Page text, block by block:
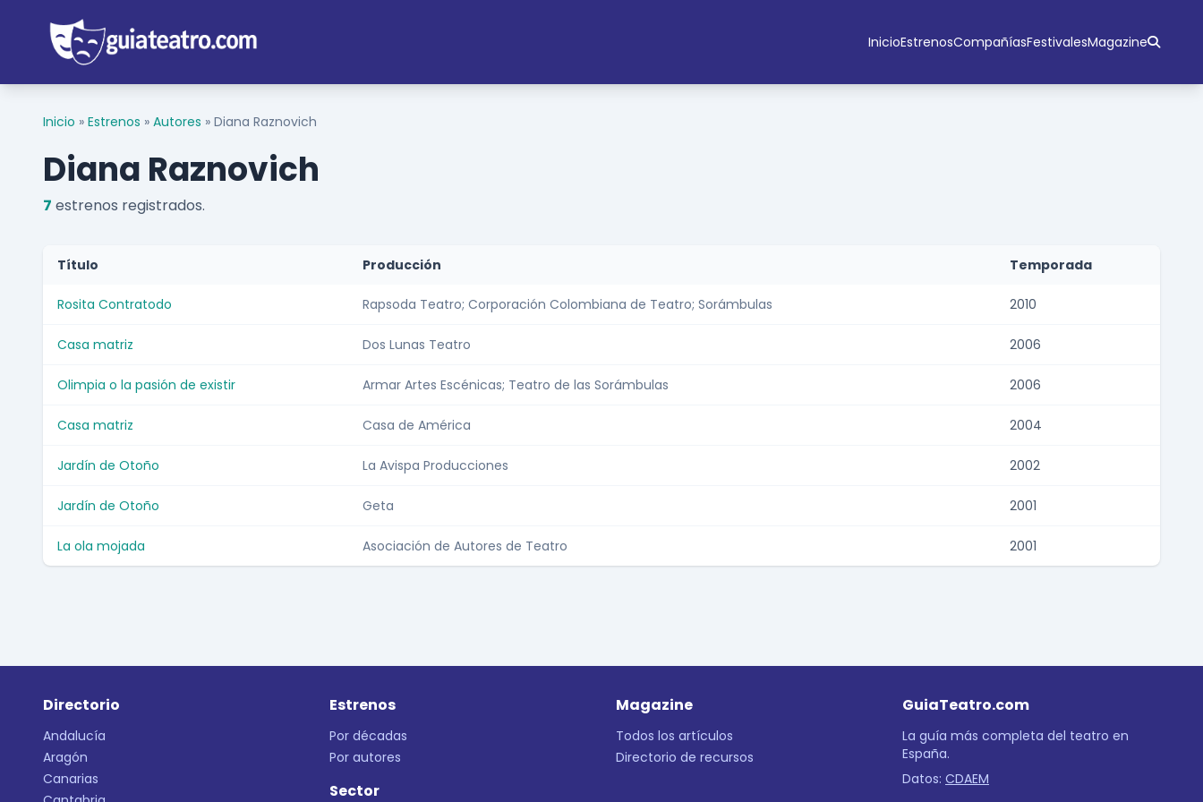
InicioEstrenosCompañíasFestivalesMagazine
Inicio » Estrenos » Autores » Diana Raznovich
Diana Raznovich
7 estrenos registrados.
Título Producción Temporada
Rosita Contratodo Rapsoda Teatro; Corporación Colombiana de Teatro; Sorámbulas 2010
Casa matriz Dos Lunas Teatro 2006
Olimpia o la pasión de existir Armar Artes Escénicas; Teatro de las Sorámbulas 2006
Casa matriz Casa de América 2004
Jardín de Otoño La Avispa Producciones 2002
Jardín de Otoño Geta 2001
La ola mojada Asociación de Autores de Teatro 2001
Directorio
Andalucía
Aragón
Canarias
Estrenos
Por décadas
Por autores
Sector
Magazine
Todos los artículos
Directorio de recursos
GuiaTeatro.com
La guía más completa del teatro en
España.
Datos: CDAEM